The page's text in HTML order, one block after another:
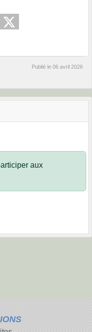
Publié le 06 avril 2026
aux